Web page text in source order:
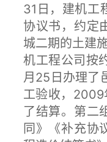
31日，建机工
协议书，约定
城二期的土建
机工程公司按
月25日办理了
工验收，2009
了结算。第二
同》《补充协